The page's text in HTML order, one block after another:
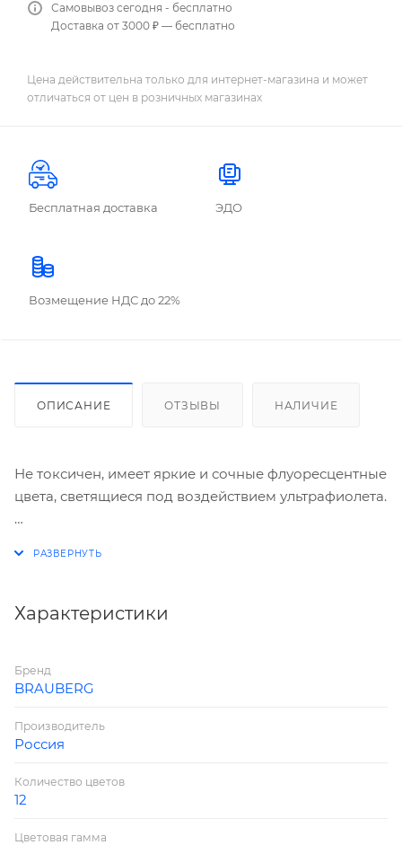
Самовывоз сегодня - бесплатно
Доставка от 3000 ₽ — бесплатно
Цена действительна только для интернет-магазина и может
отличаться от цен в розничных магазинах
Бесплатная доставка ЭДО
Возмещение НДС до 22%
ОПИСАНИЕ ОТЗЫВЫ НАЛИЧИЕ
Не токсичен, имеет яркие и сочные флуоресцентные
цвета, светящиеся под воздействием ультрафиолета.
Эффекты: флюоресцентный
Наличие аксессуара: стек
Вид упаковки: картонная коробка
Масса: 180 г
Характеристики
Бренд
BRAUBERG
Производитель
Россия
Количество цветов
12
Цветовая гамма